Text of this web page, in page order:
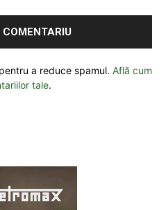
a reduce spamul. Află cum
tale.